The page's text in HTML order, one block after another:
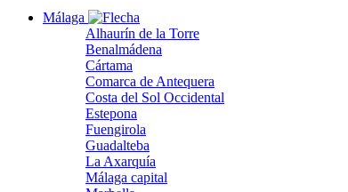
Málaga
Alhaurín de la Torre
Benalmádena
Cártama
Comarca de Antequera
Costa del Sol Occidental
Estepona
Fuengirola
Guadalteba
La Axarquía
Málaga capital